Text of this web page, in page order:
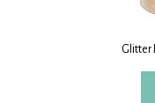
Glitter